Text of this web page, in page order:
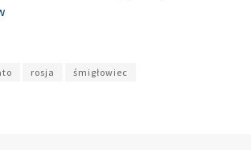
rosja śmigłowiec